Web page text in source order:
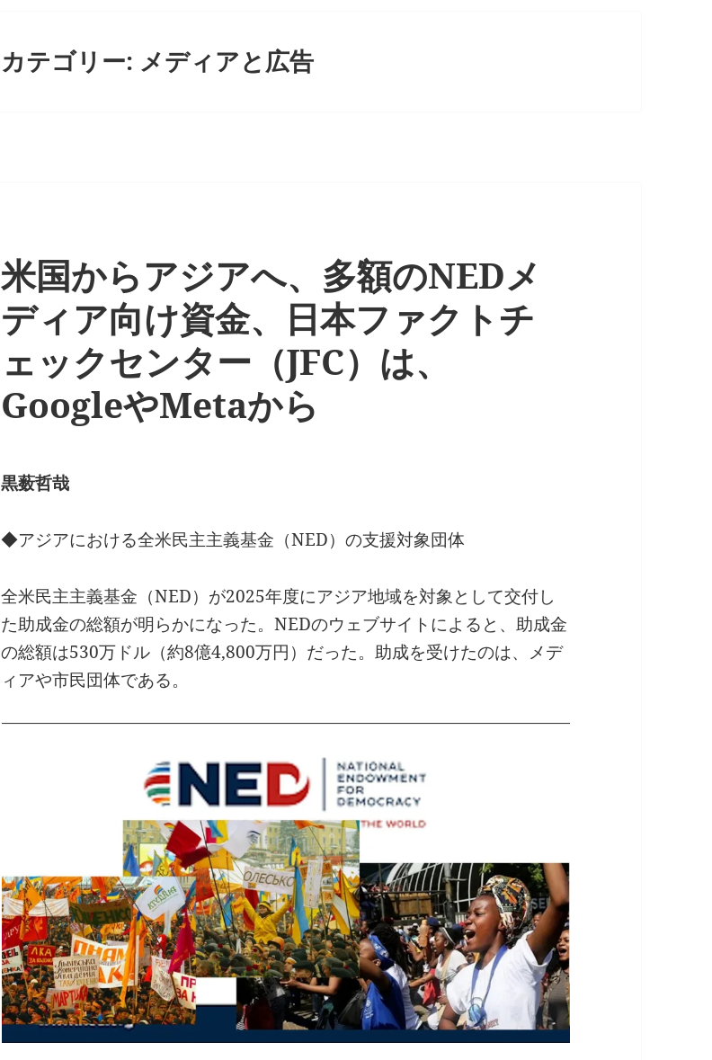
カテゴリー: メディアと広告
米国からアジアへ、多額のNEDメ
ディア向け資金、日本ファクトチ
ェックセンター（JFC）は、
GoogleやMetaから
黒薮哲哉
◆アジアにおける全米民主主義基金（NED）の支援対象団体
全米民主主義基金（NED）が2025年度にアジア地域を対象として交付し
た助成金の総額が明らかになった。NEDのウェブサイトによると、助成金
の総額は530万ドル（約8億4,800万円）だった。助成を受けたのは、メデ
ィアや市民団体である。